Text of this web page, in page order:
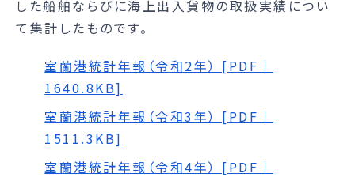
した船舶ならびに海上出入貨物の取扱実績につい
て集計したものです。
室蘭港統計年報（令和2年） [PDF｜
1640.8KB]
室蘭港統計年報（令和3年） [PDF｜
1511.3KB]
室蘭港統計年報（令和4年） [PDF｜